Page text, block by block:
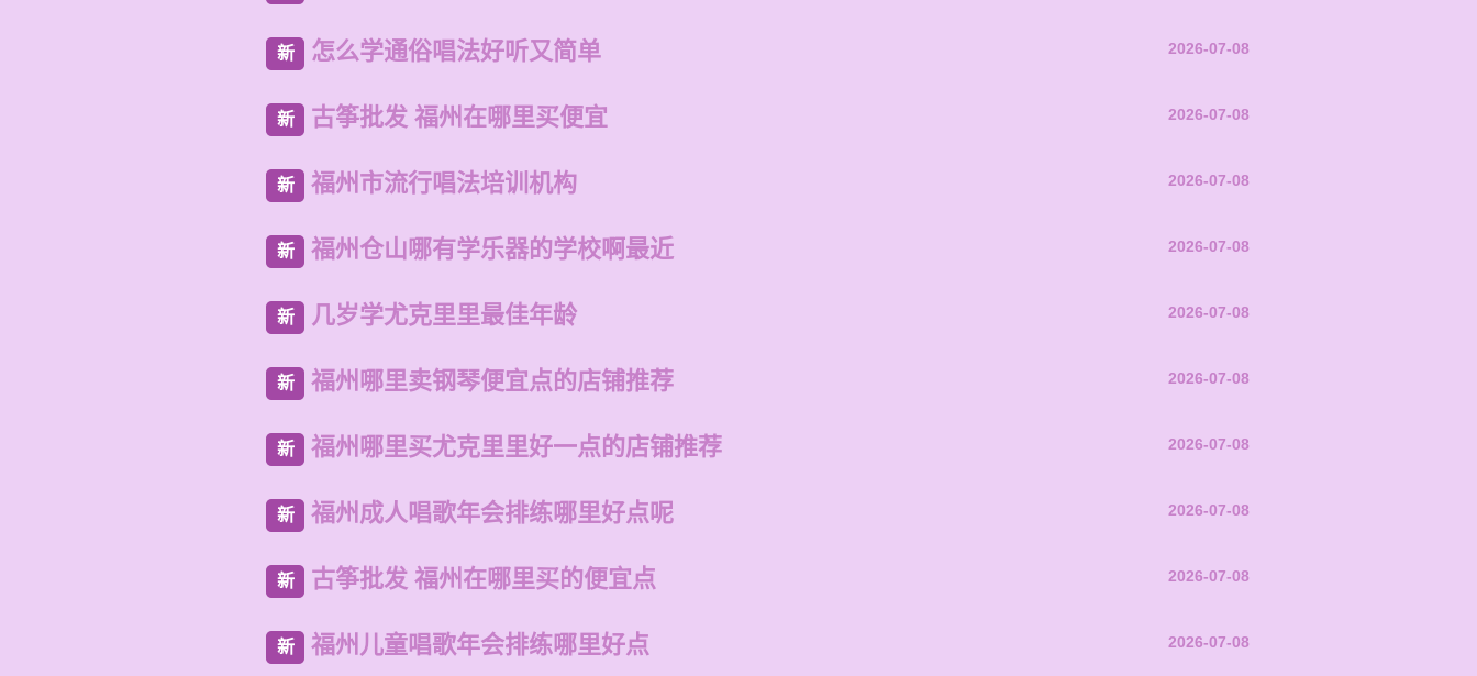
新 怎么学通俗唱法好听又简单 2026-07-08
新 古筝批发 福州在哪里买便宜 2026-07-08
新 福州市流行唱法培训机构 2026-07-08
新 福州仓山哪有学乐器的学校啊最近 2026-07-08
新 几岁学尤克里里最佳年龄 2026-07-08
新 福州哪里卖钢琴便宜点的店铺推荐 2026-07-08
新 福州哪里买尤克里里好一点的店铺推荐 2026-07-08
新 福州成人唱歌年会排练哪里好点呢 2026-07-08
新 古筝批发 福州在哪里买的便宜点 2026-07-08
新 福州儿童唱歌年会排练哪里好点 2026-07-08